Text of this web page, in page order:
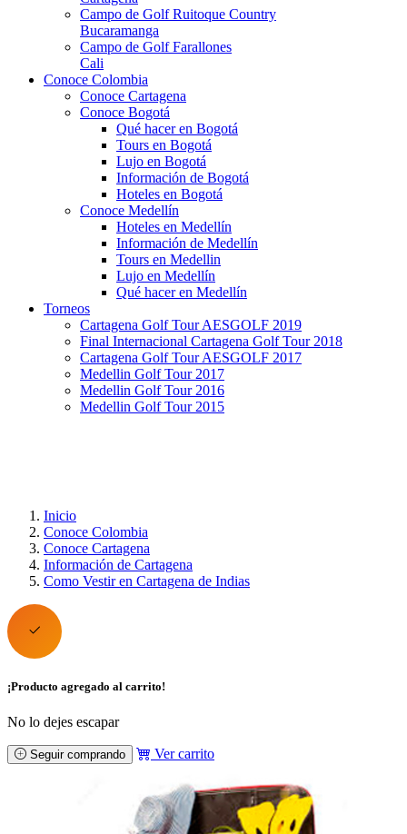
Campo de Golf Ruitoque Country
Bucaramanga
Campo de Golf Farallones
Cali
Conoce Colombia
Conoce Cartagena
Conoce Bogotá
Qué hacer en Bogotá
Tours en Bogotá
Lujo en Bogotá
Información de Bogotá
Hoteles en Bogotá
Conoce Medellín
Hoteles en Medellín
Información de Medellín
Tours en Medellin
Lujo en Medellín
Qué hacer en Medellín
Torneos
Cartagena Golf Tour AESGOLF 2019
Final Internacional Cartagena Golf Tour 2018
Cartagena Golf Tour AESGOLF 2017
Medellin Golf Tour 2017
Medellin Golf Tour 2016
Medellin Golf Tour 2015
Inicio
Conoce Colombia
Conoce Cartagena
Información de Cartagena
Como Vestir en Cartagena de Indias
¡Producto agregado al carrito!
No lo dejes escapar
Seguir comprando Ver carrito